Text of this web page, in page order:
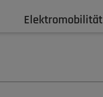
Elektromobilität